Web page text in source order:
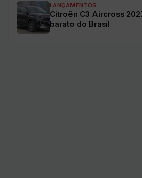
LANÇAMENTOS
Citroën C3 Aircross
barato do Brasil